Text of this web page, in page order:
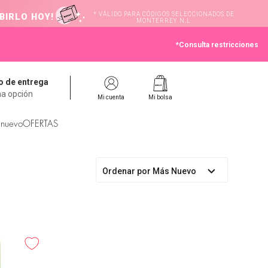
HOY!
* VÁLIDO PARA CÓDIGOS SELECCIONADOS DE
MONTERREY N.L
*Consulta restricciones
de entrega
opción
Mi cuenta Mi bolsa
OFERTAS
Ordenar por Más Nuevo